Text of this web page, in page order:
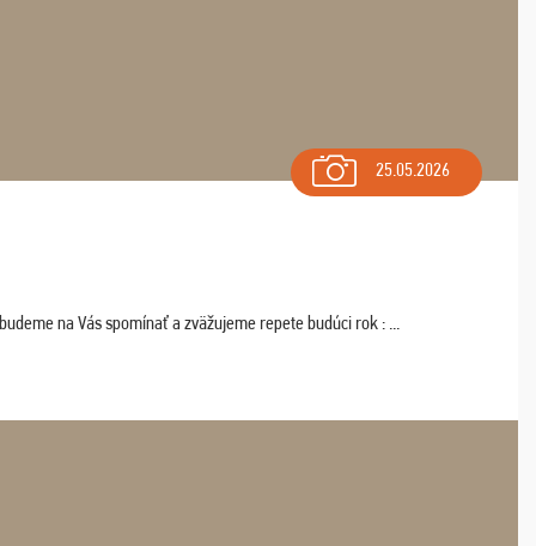
25.05.2026
na Vás spomínať a zväžujeme repete budúci rok : ...